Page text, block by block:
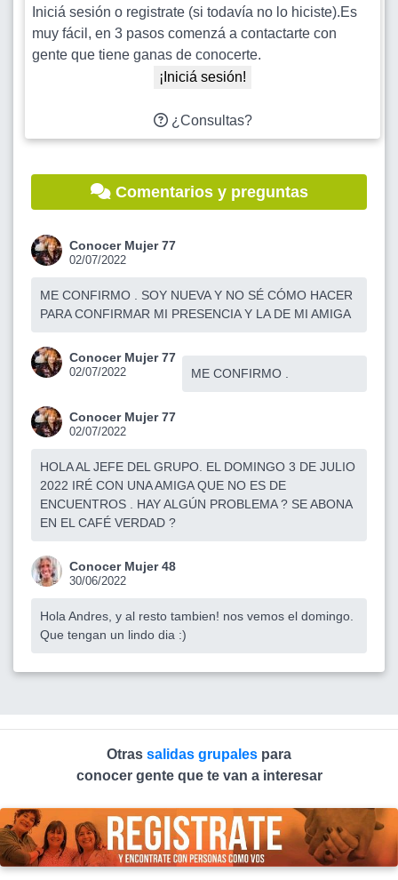
Iniciá sesión o registrate (si todavía no lo hiciste).Es
muy fácil, en 3 pasos comenzá a contactarte con
gente que tiene ganas de conocerte.
¡Iniciá sesión!
¿Consultas?
Comentarios y preguntas
Conocer Mujer 77
02/07/2022
ME CONFIRMO . SOY NUEVA Y NO SÉ CÓMO HACER
PARA CONFIRMAR MI PRESENCIA Y LA DE MI AMIGA
Conocer Mujer 77
02/07/2022 ME CONFIRMO .
Conocer Mujer 77
02/07/2022
HOLA AL JEFE DEL GRUPO. EL DOMINGO 3 DE JULIO
2022 IRÉ CON UNA AMIGA QUE NO ES DE
ENCUENTROS . HAY ALGÚN PROBLEMA ? SE ABONA
EN EL CAFÉ VERDAD ?
Conocer Mujer 48
30/06/2022
Hola Andres, y al resto tambien! nos vemos el domingo.
Que tengan un lindo dia :)
Otras salidas grupales para
conocer gente que te van a interesar